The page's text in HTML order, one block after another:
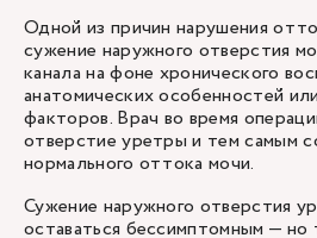
Одной из причин нарушения
сужение наружного отверстия
канала на фоне хронического
анатомических особенностей
факторов. Врач во время
отверстие уретры и тем самым
нормального оттока мочи.
Сужение наружного отверстия
оставаться бессимптомным —